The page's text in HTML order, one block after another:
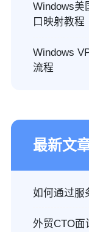
Windows美
口映射教程
Windows
流程
最新文
如何通过服
外贸CTO面